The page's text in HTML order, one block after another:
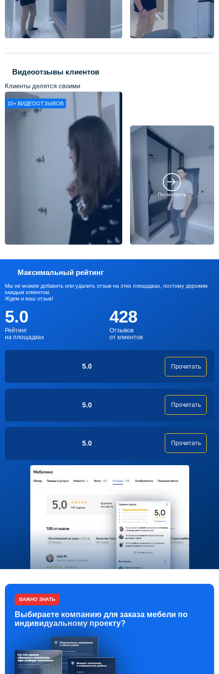
Видеоотзывы клиентов
Клиенты делятся своими
впечатлениями о нашей работе
10+ ВИДЕООТЗЫВОВ
Посмотреть
Максимальный рейтинг
Мы не можем добавить или удалить отзыв на этих площадках, поэтому дорожим
каждым клиентом.
Ждем и ваш отзыв!
5.0
Рейтинг
на площадках
428
Отзывов
от клиентов
5.0 Прочитать
5.0 Прочитать
5.0 Прочитать
ВАЖНО ЗНАТЬ
Выбираете компанию для заказа мебели по
индивидуальному проекту?